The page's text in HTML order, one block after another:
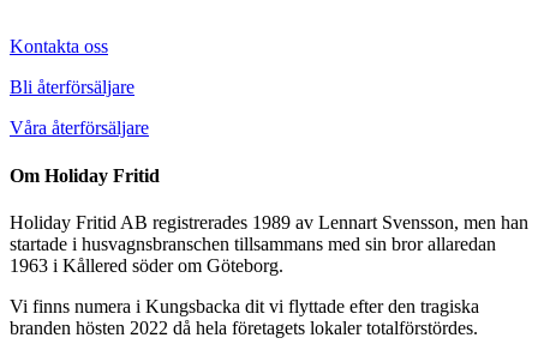
Kontakta oss
Bli återförsäljare
Våra återförsäljare
Om Holiday Fritid
Holiday Fritid AB registrerades 1989 av Lennart Svensson, men han
startade i husvagnsbranschen tillsammans med sin bror allaredan
1963 i Kållered söder om Göteborg.
Vi finns numera i Kungsbacka dit vi flyttade efter den tragiska
branden hösten 2022 då hela företagets lokaler totalförstördes.